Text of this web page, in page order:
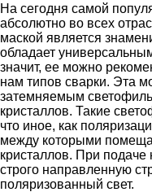
На сегодня самой
абсолютно во всех
маской является
обладает
значит, ее можно
нам типов сварки. Эта
затемняемым
кристаллов. Такие
что иное, как
между которыми
кристаллов. При
строго направленную
поляризованный свет.